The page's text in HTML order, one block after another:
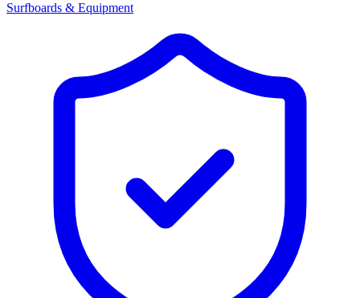
Surfboards & Equipment